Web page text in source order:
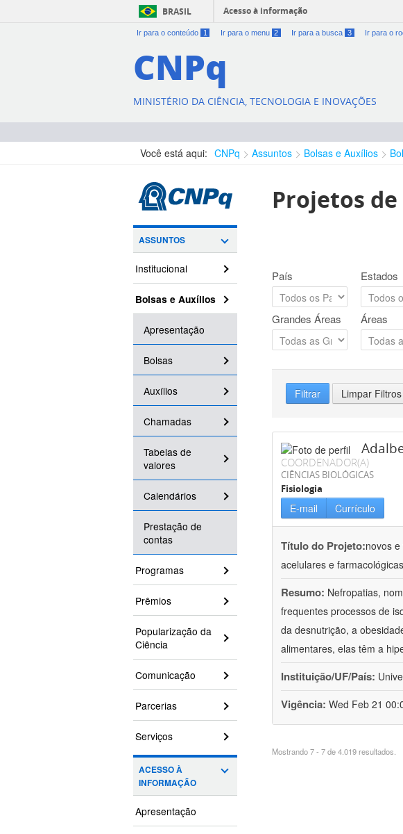
BRASIL Acesso à informação
Ir para o conteúdo 1 Ir para o menu 2 Ir para a busca 3 Ir para o
CNPq
MINISTÉRIO DA CIÊNCIA, TECNOLOGIA E INOVAÇÕES
Você está aqui: CNPq Assuntos Bolsas e Auxílios
ASSUNTOS
Institucional
Bolsas e Auxílios
Apresentação
Bolsas
Auxílios
Chamadas
Tabelas de
valores
Calendários
Prestação de
contas
Programas
Prêmios
Popularização da
Ciência
Comunicação
Parcerias
Serviços
ACESSO À
INFORMAÇÃO
Apresentação
Projetos de
País Estados
Grandes Áreas Áreas
Filtrar Limpar Filtros
COORDENADOR(A)
CIÊNCIAS BIOLÓGICAS
Fisiologia
E-mail Currículo
Título do Projeto:novos
acelulares e farmacológicas
Resumo: Nefropatias,
frequentes processos de
da desnutrição, a
alimentares, elas têm a
Instituição/UF/País:
Vigência: Wed Feb 21
Mostrando 7 - 7 de 4.019 resultados.